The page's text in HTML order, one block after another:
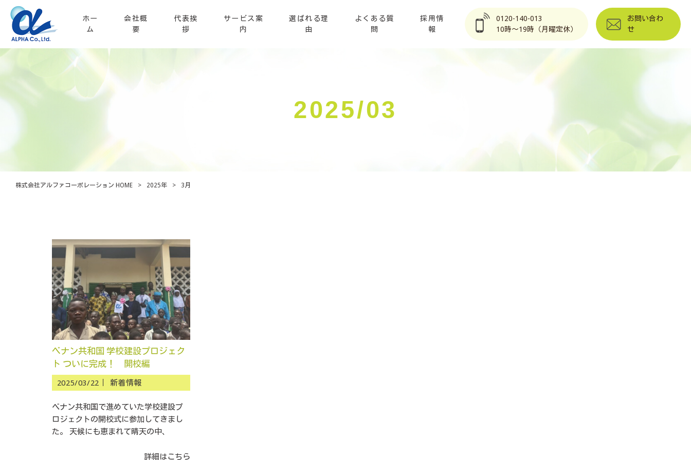
ホー
ム
会社概
要
代表挨
拶
サービス案
内
選ばれる理
由
よくある質
問
採用情
報
0120-140-013
10時～19時（月曜定休）
お問い合わ
せ
2025/03
株式会社アルファコーポレーション HOME > 2025年 > 3月
ベナン共和国 学校建設プロジェク
ト ついに完成！ 開校編
2025/03/22｜ 新着情報
ベナン共和国で進めていた学校建設プ
ロジェクトの開校式に参加してきまし
た。 天候にも恵まれて晴天の中、
詳細はこちら